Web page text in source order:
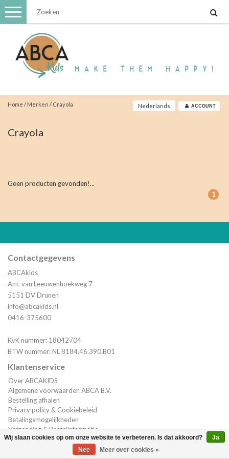
Toggle
navigation
Home / Merken / Crayola Nederlands ACCOUNT
Crayola
Geen producten gevonden!...
1
Contactgegevens
ABCAkids
Ant. van Leeuwenhoekweg 7
5151 DV Drunen
info@abcakids.nl
0416-375600
KvK nummer: 18042704
BTW nummer: NL 8184.46.390.B01
Klantenservice
Over ABCAKIDS
Algemene voorwaarden ABCA B.V.
Bestelling afhalen
Privacy policy & Cookiebeleid
Betalingsmogelijkheden
Verzending & Bestelinformatie
Klantenservice
Wij slaan cookies op om onze website te verbeteren. Is dat akkoord?
Ja
Nee
Meer over cookies »